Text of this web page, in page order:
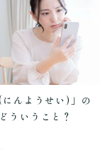
にんようせい)」の
ういうこと？